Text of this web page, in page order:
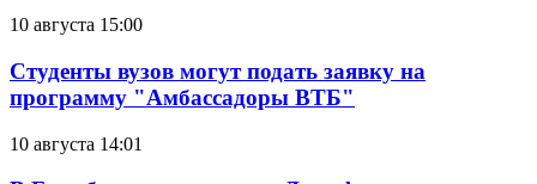
10 августа 15:00
Студенты вузов могут подать заявку на
программу "Амбассадоры ВТБ"
10 августа 14:01